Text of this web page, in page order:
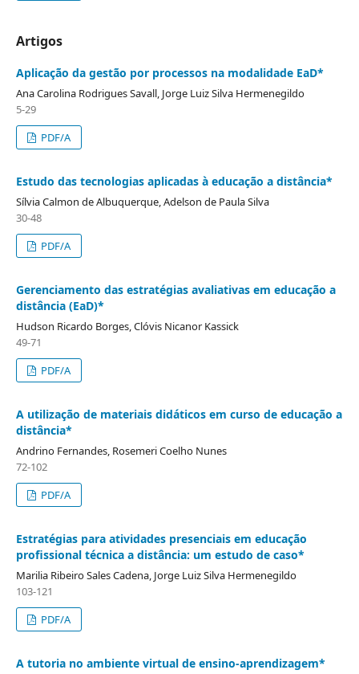
Artigos
Aplicação da gestão por processos na modalidade EaD*
Ana Carolina Rodrigues Savall, Jorge Luiz Silva Hermenegildo
5-29
PDF/A
Estudo das tecnologias aplicadas à educação a distância*
Sílvia Calmon de Albuquerque, Adelson de Paula Silva
30-48
PDF/A
Gerenciamento das estratégias avaliativas em educação a
distância (EaD)*
Hudson Ricardo Borges, Clóvis Nicanor Kassick
49-71
PDF/A
A utilização de materiais didáticos em curso de educação a
distância*
Andrino Fernandes, Rosemeri Coelho Nunes
72-102
PDF/A
Estratégias para atividades presenciais em educação
profissional técnica a distância: um estudo de caso*
Marilia Ribeiro Sales Cadena, Jorge Luiz Silva Hermenegildo
103-121
PDF/A
A tutoria no ambiente virtual de ensino-aprendizagem*